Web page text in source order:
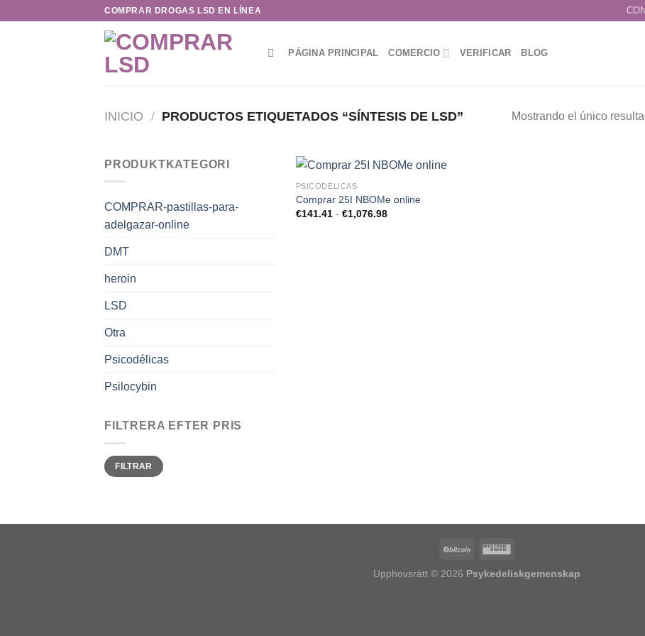
COMPRAR DROGAS LSD EN LÍNEA
PÁGINA PRINCIPAL COMERCIO VERIFICAR BLOG
INICIO / PRODUCTOS ETIQUETADOS “SÍNTESIS DE LSD” Mostrando el único
PRODUKTKATEGORI
COMPRAR-pastillas-para-
adelgazar-online
DMT
heroin
LSD
Otra
Psicodélicas
Psilocybin
FILTRERA EFTER PRIS
Precio
mínimo
Precio
máximo
FILTRAR
PSICODÉLICAS
Comprar 25I NBOMe online
€141.41 - €1,076.98Rango
Upphovsrätt © 2026 Psykedeliskgemenskap